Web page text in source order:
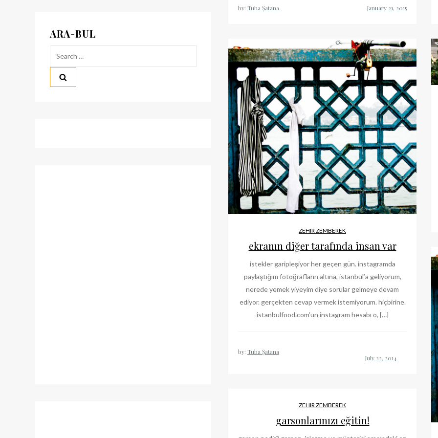
by: Tuba Şatana
ZEHIR ZEMBEREK
ekranın diğer tarafında insan var
istekler garipleşiyor her geçen gün. instagramda
paylaştığım fotoğrafların altına, istanbul’a geliyorum,
nerede yemek yiyeyim diye sorular gelmeye devam
ediyor. gerçekten cevap vermek istemiyorum. hiçbirine.
istanbulfood.com’un instagram hesabı o, […]
by: Tuba Şatana
ZEHIR ZEMBEREK
garsonlarınızı eğitin!
ARA-BUL